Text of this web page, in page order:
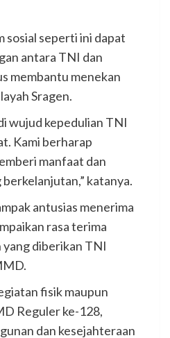
sosial seperti ini dapat
antara TNI dan
membantu menekan
Sragen.
wujud kepedulian TNI
Kami berharap
manfaat dan
katanya.
antusias menerima
rasa terima
yang diberikan TNI
fisik maupun
Reguler ke-128,
dan kesejahteraan